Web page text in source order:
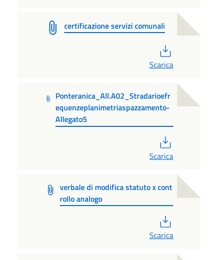
certificazione servizi comunali
Scarica
Ponteranica_All.A02_Stradarioefr
equenzeplanimetriaspazzamento-
Allegato5
Scarica
verbale di modifica statuto x cont
rollo analogo
Scarica